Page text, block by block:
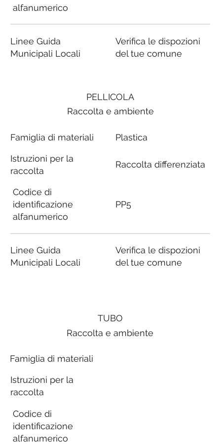
PELLICOLA
Raccolta e ambiente
Famiglia di materiali
Istruzioni per la
raccolta
Codice di
identificazione
alfanumerico
Linee Guida
Municipali Locali
Plastica
Raccolta differenziata
PP5
Verifica le dispozioni
del tue comune
alfanumerico
Linee Guida
Municipali Locali
Verifica le dispozioni
del tue comune
TUBO
Raccolta e ambiente
Famiglia di materiali
Istruzioni per la
raccolta
Codice di
identificazione
alfanumerico